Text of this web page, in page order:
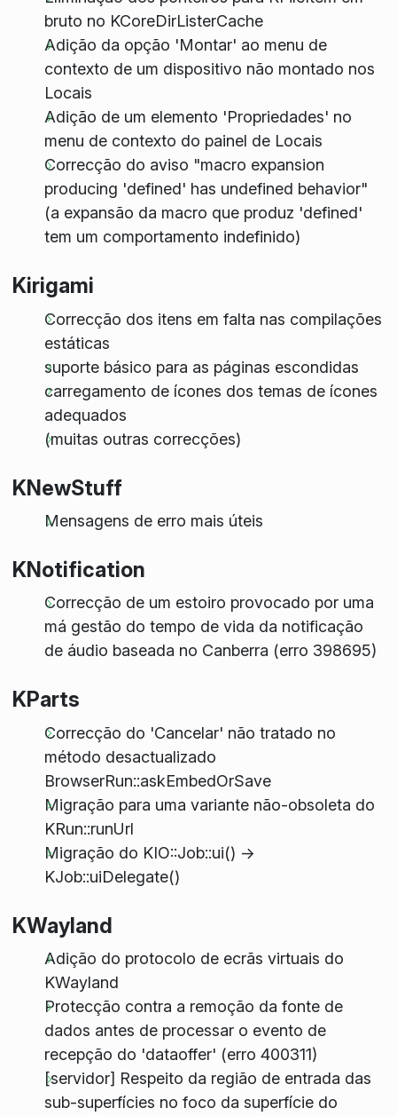
bruto no KCoreDirListerCache
Adição da opção 'Montar' ao menu de
contexto de um dispositivo não montado nos
Locais
Adição de um elemento 'Propriedades' no
menu de contexto do painel de Locais
Correcção do aviso "macro expansion
producing 'defined' has undefined behavior"
(a expansão da macro que produz 'defined'
tem um comportamento indefinido)
Kirigami
Correcção dos itens em falta nas compilações
estáticas
suporte básico para as páginas escondidas
carregamento de ícones dos temas de ícones
adequados
(muitas outras correcções)
KNewStuff
Mensagens de erro mais úteis
KNotification
Correcção de um estoiro provocado por uma
má gestão do tempo de vida da notificação
de áudio baseada no Canberra (erro 398695)
KParts
Correcção do 'Cancelar' não tratado no
método desactualizado
BrowserRun::askEmbedOrSave
Migração para uma variante não-obsoleta do
KRun::runUrl
Migração do KIO::Job::ui() ->
KJob::uiDelegate()
KWayland
Adição do protocolo de ecrãs virtuais do
KWayland
Protecção contra a remoção da fonte de
dados antes de processar o evento de
recepção do 'dataoffer' (erro 400311)
[servidor] Respeito da região de entrada das
sub-superfícies no foco da superfície do